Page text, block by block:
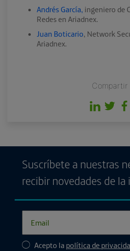
Andrés García, ingeniero de
Redes en Ariadnex.
Juan Boticario, Network
Ariadnex.
Compartir
Suscríbete a nuestras
recibir novedades de la
Acepto la política de